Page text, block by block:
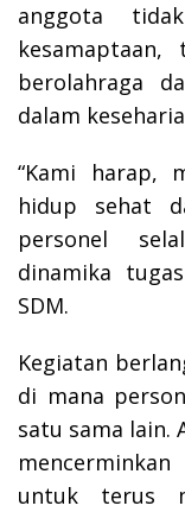
anggota
berolahraga
dalam
“Kami harap,
hidup sehat
personel
dinamika
SDM.
Kegiatan
di mana
satu sama lain.
untuk terus